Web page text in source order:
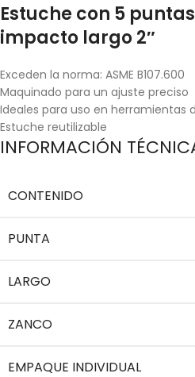
Estuche con 5
impacto largo 2″
Exceden la norma: ASME B107.600
Maquinado para un ajuste preciso
Ideales para uso en herramientas
Estuche reutilizable
INFORMACIÓN
CONTENIDO
PUNTA
LARGO
ZANCO
EMPAQUE INDIVIDUAL